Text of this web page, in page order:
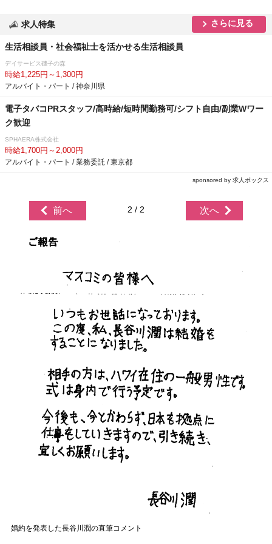
求人特集 さらに見る
生活相談員・社会福祉士を活かせる生活相談員
デイサービス磯子の森
時給1,225円～1,300円
アルバイト・パート / 神奈川県
電子タバコPRスタッフ/高時給/短時間勤務可/シフト自由/副業Wワー
ク歓迎
SPHAERA株式会社
時給1,700円～2,000円
アルバイト・パート / 業務委託 / 東京都
sponsored by 求人ボックス
前へ 2 / 2 次へ
婚約を発表した長谷川潤の直筆コメント